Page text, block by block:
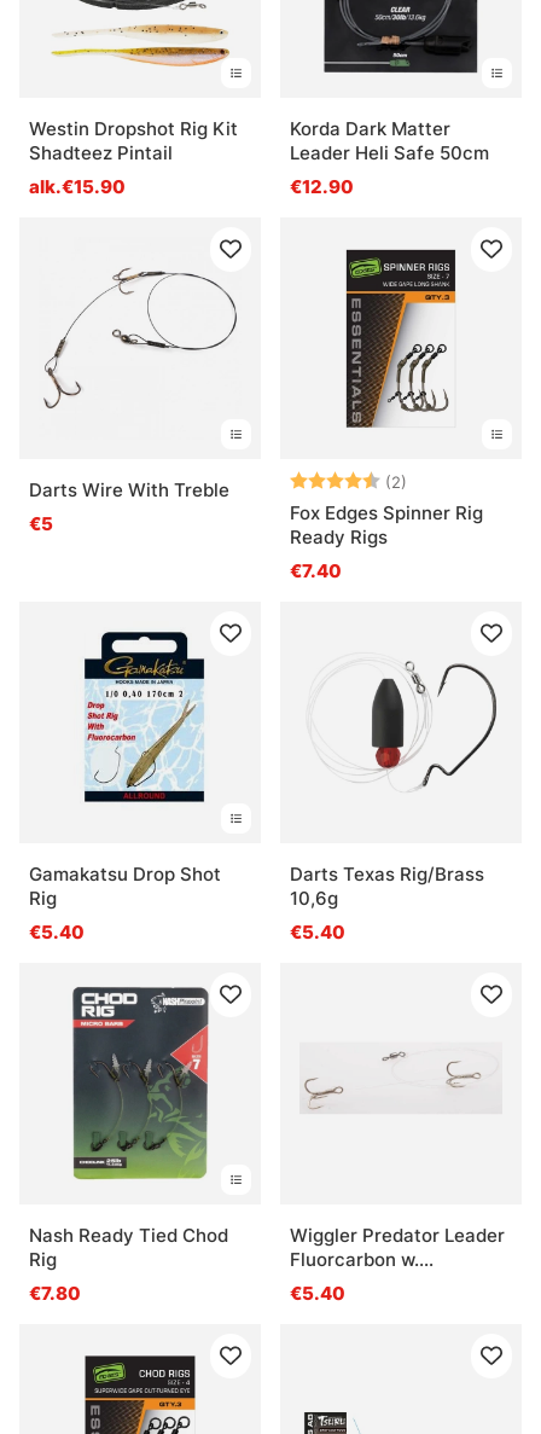
Westin Dropshot Rig Kit
Shadteez Pintail
alk.€15.90
Korda Dark Matter
Leader Heli Safe 50cm
€12.90
Darts Wire With Treble
€5
Arvio: (2)
Fox Edges Spinner Rig
Ready Rigs
€7.40
Gamakatsu Drop Shot
Rig
€5.40
Darts Texas Rig/Brass
10,6g
€5.40
Nash Ready Tied Chod
Rig
€7.80
Wiggler Predator Leader
Fluorcarbon w.
gamakatsu Hook TR13
stl. 8 20lbs
€5.40